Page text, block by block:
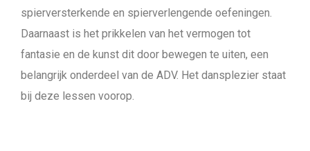
spierversterkende en spierverlengende oefeningen.
Daarnaast is het prikkelen van het vermogen tot
fantasie en de kunst dit door bewegen te uiten, een
belangrijk onderdeel van de ADV. Het dansplezier staat
bij deze lessen voorop.